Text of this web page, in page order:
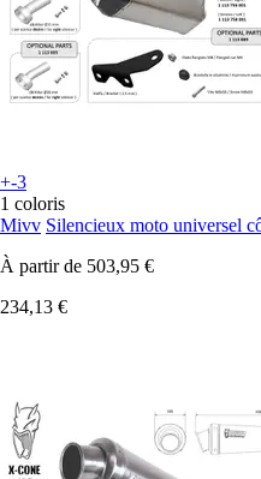
+-3
1 coloris
Mivv Silencieux moto universel
À partir de 503,95 €
234,13 €